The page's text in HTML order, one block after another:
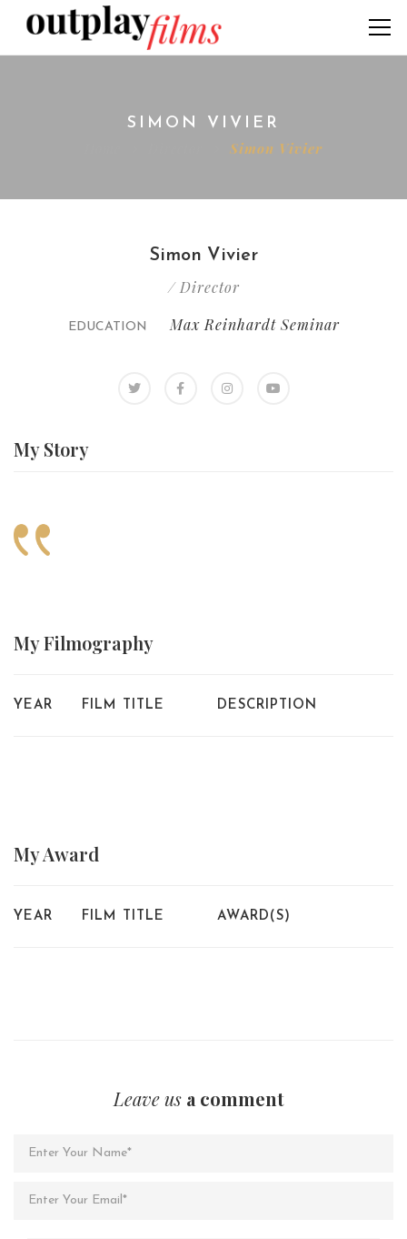
SIMON VIVIER
Simon Vivier
Simon Vivier
/ Director
EDUCATION Max Reinhardt Seminar
MyStory
MyFilmography
YEAR FILM TITLE DESCRIPTION
MyAward
YEAR FILM TITLE AWARD(S)
Leave us a comment